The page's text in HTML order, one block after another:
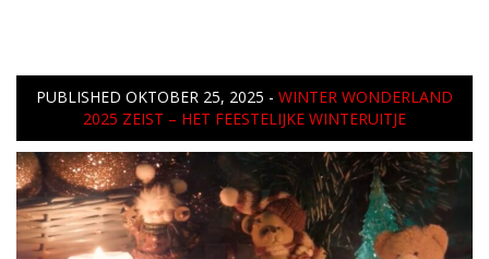
PUBLISHED OKTOBER 25, 2025 - WINTER WONDERLAND
2025 ZEIST – HET FEESTELIJKE WINTERUITJE